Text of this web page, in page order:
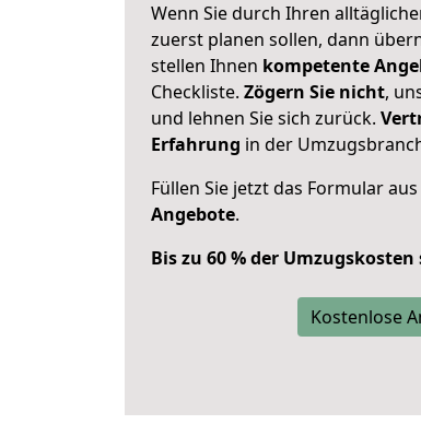
Wenn Sie durch Ihren
zuerst planen sollen, dann
stellen Ihnen kompetente
Checkliste. Zögern Sie nicht,
und lehnen Sie sich zurück.
Erfahrung in der
Füllen Sie jetzt das Formular
Angebote.
Bis zu 60 % der Umzugskosten
Kostenlose